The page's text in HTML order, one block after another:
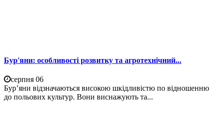
Бур'яни: особливості розвитку та агротехнічний...
серпня 06
Бур’яни відзначаються високою шкідливістю по відношенню
до польових культур. Вони виснажують та...